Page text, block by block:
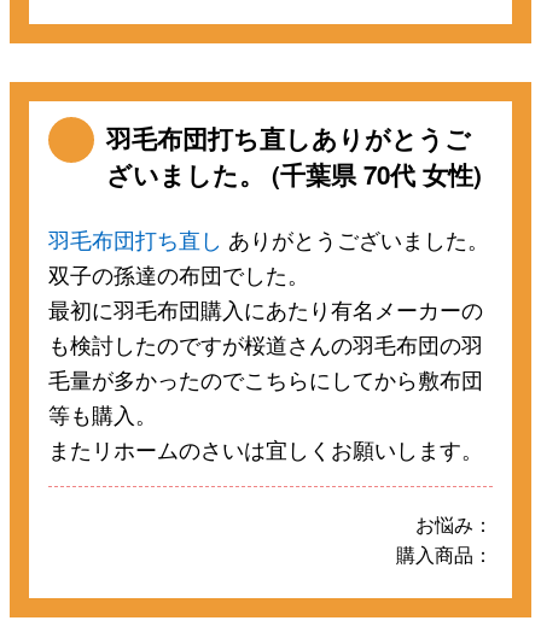
羽毛布団打ち直しありがとうご
ざいました。 (千葉県 70代 女性)
羽毛布団打ち直し ありがとうございました。
双子の孫達の布団でした。
最初に羽毛布団購入にあたり有名メーカーの
も検討したのですが桜道さんの羽毛布団の羽
毛量が多かったのでこちらにしてから敷布団
等も購入。
またリホームのさいは宜しくお願いします。
お悩み：
購入商品：